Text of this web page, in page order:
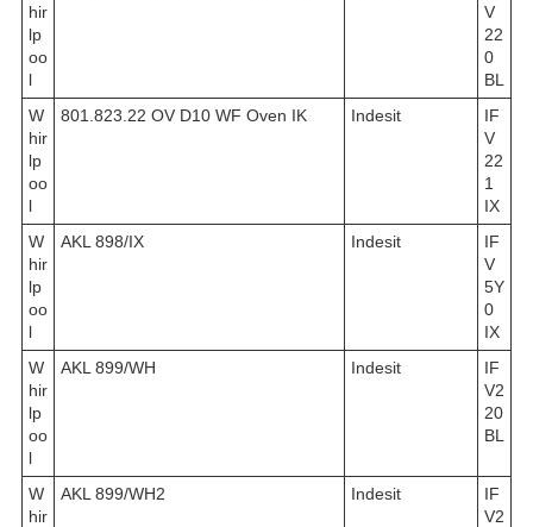
hir
lp
oo
l
V
22
0
BL
W
hir
lp
oo
l
801.823.22 OV D10 WF Oven IK Indesit
IF
V
22
1
IX
W
hir
lp
oo
l
AKL 898/IX Indesit
IF
V
5Y
0
IX
W
hir
lp
oo
l
AKL 899/WH Indesit
IF
V2
20
BL
W
hir
AKL 899/WH2 Indesit
IF
V2